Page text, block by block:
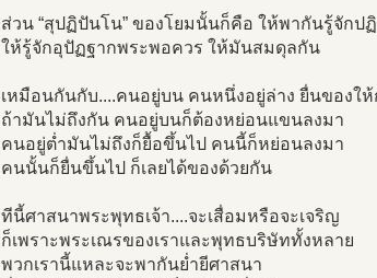
ส่วน “สุปฏิปันโน” ของโยมนั้นก็คือ ให้พากันรู้จักป
ให้รู้จักอุปัฏฐากพระพอควร ให้มันสมดุลกัน
เหมือนกันกับ....คนอยู่บน คนหนึ่งอยู่ล่าง ยื่นของใ
ถ้ามันไม่ถึงกัน คนอยู่บนก็ต้องหย่อนแขนลงมา
คนอยู่ต่ำมันไม่ถึงก็ยื้อขึ้นไป คนนี้ก็หย่อนลงมา
คนนั้นก็ยื่นขึ้นไป ก็เลยได้ของด้วยกัน
ทีนี้ศาสนาพระพุทธเจ้า....จะเสื่อมหรือจะเจริญ
ก็เพราะพระเณรของเราและพุทธบริษัททั้งหลาย
พวกเรานี้แหละจะพากันย่ำยีศาสนา